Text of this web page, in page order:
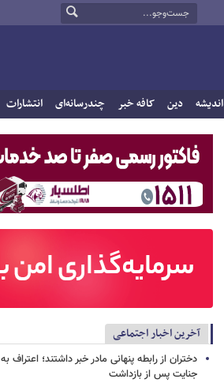
اندیشه دین کافه خبر چندرسانه‌ای انتشارات
آخرین اخبار اجتماعی
دختران از رابطه پنهانی مادر خبر داشتند؛ اعتراف به
جنایت پس از بازداشت